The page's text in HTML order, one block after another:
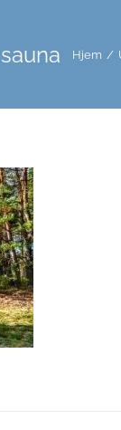
Hjem /